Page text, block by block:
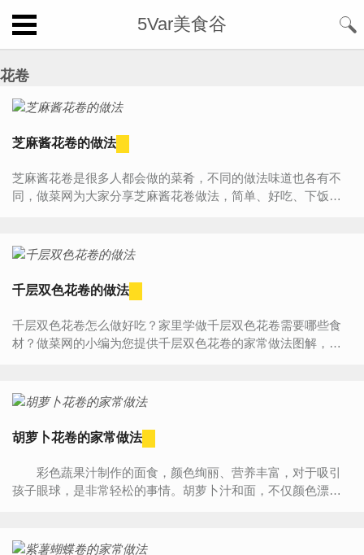
5Var美食谷
花卷
芝麻酱花卷的做法
芝麻酱花卷是很多人都会做的菜肴，不同的做法味道也各有不
同，做菜网为大家分享芝麻酱花卷做法，简单、好吃、下饭。
千层双色花卷的做法
千层双色花卷怎么做好吃？家里学做千层双色花卷需要哪些食
材？做菜网的小编为您提供千层双色花卷的家常做法图解，让
胡萝卜花卷的家常做法
彩色蔬果汁制作的面食，颜色绚丽、营养丰富，对于吸引
孩子眼球，是非常轻松的事情。胡萝卜汁和面，不仅颜色漂